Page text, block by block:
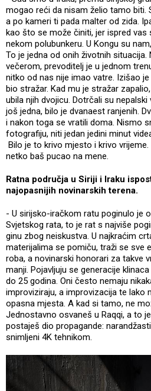
mogao reći da nisam želio tamo biti.
a po kameri ti pada malter od zida.
kao što se može činiti, jer ispred vas
nekom polubunkeru. U Kongu su
To je jedna od onih životnih
večerom, prevoditelj je u jednom
nitko od nas nije imao vatre. Izišao
bio stražar. Kad mu je stražar
ubila njih dvojicu. Dotrčali su
još jedna, bilo je dvanaest ranjenih.
i nakon toga se vratili doma. Nismo
fotografiju, niti jedan jedini minut
Bilo je to krivo mjesto i krivo
netko baš pucao na mene.
Ratna područja u Siriji i Iraku
najopasnijih novinarskih terena.
- U sirijsko-iračkom ratu poginulo je
Svjetskog rata, to je rat s najviše
ginu zbog neiskustva. U najkraćim
materijalima se pomiču, traži se sve
roba, a novinarski honorari za takve
manji. Pojavljuju se generacije
do 25 godina. Oni često nemaju
improviziraju, a improvizacija te lako
opasna mjesta. A kad si tamo, ne
Jednostavno osvaneš u Raqqi, a to
postaješ dio propagande:
snimljeni 4K tehnikom.